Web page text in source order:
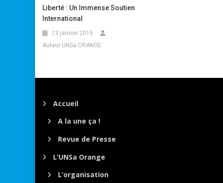
Liberté : Un Immense Soutien
International
13 janvier 2015
Auteur UNSa ORANGE
Accueil
A la une ça !
Revue de Presse
L’UNSa Orange
L’organisation